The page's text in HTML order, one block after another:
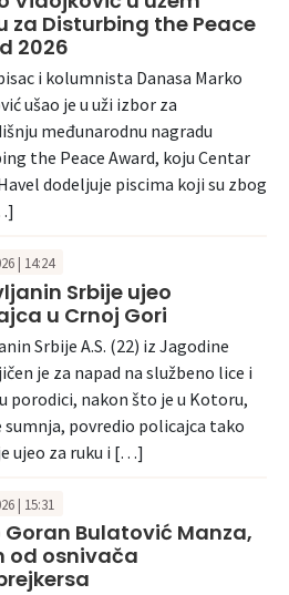
za Disturbing the Peace
2026
i kolumnista Danasa Marko
ušao je u uži izbor za
međunarodnu nagradu
the Peace Award, koju Centar
dodeljuje piscima koji su zbog
| 14:24
Srbije ujeo
u Crnoj Gori
Srbije A.S. (22) iz Jagodine
je za napad na službeno lice i
porodici, nakon što je u Kotoru,
sumnja, povredio policajca tako
ujeo za ruku i […]
| 15:31
Goran Bulatović Manza,
od osnivača